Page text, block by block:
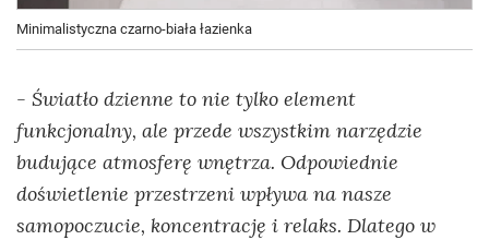
Minimalistyczna czarno-biała łazienka
- Światło dzienne to nie tylko element
funkcjonalny, ale przede wszystkim narzędzie
budujące atmosferę wnętrza. Odpowiednie
doświetlenie przestrzeni wpływa na nasze
samopoczucie, koncentrację i relaks. Dlatego w